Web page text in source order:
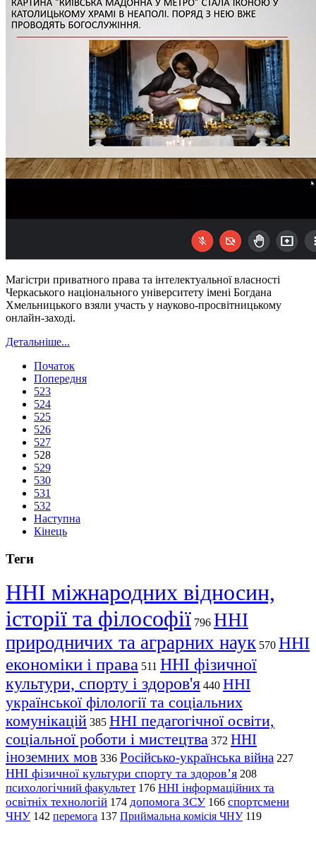
Магістри приватного права та інтелектуальної власності
Черкаського національного університету імені Богдана
Хмельницького взяли участь у науково-просвітницькому
онлайн-заході.
Детальніше...
Початок
Попередня
523
524
525
526
527
528
529
530
531
532
Наступна
Кінець
Теги
ННІ міжнародних відносин,
історії та філософії 796 ННІ
природничих та аграрних наук 570 ННІ
економіки і права 511 ННІ фізичної
культури, спорту і здоров'я 440 ННІ
української філології та соціальних
комунікацій 385 ННІ педагогічної освіти,
соціальної роботи і мистецтва 372 ННІ
іноземних мов 336 Російсько-українська війна 227
ННІ фізичної культури спорту та здоров’я 208
психологічний факультет 176 ННІ інформаційних та
освітніх технологій 174 допомога ЗСУ 166 спортсмени
ЧНУ 142 перемога 137 Приймальна комісія ЧНУ 119